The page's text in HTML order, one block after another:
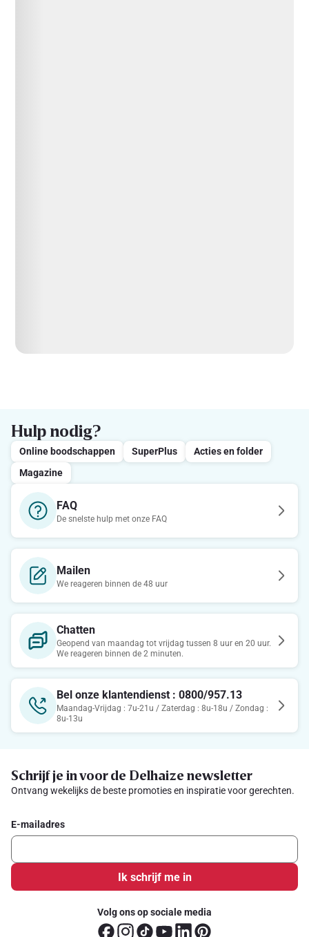
Hulp nodig?
Online boodschappen SuperPlus
Acties en folder
Magazine
FAQ
De snelste hulp met onze FAQ
Mailen
We reageren binnen de 48 uur
Chatten
Geopend van maandag tot vrijdag tussen 8 uur en 20 uur.
We reageren binnen de 2 minuten.
Bel onze klantendienst : 0800/957.13
Maandag-Vrijdag : 7u-21u / Zaterdag : 8u-18u / Zondag :
8u-13u
Schrijf je in voor de Delhaize newsletter
Ontvang wekelijks de beste promoties en inspiratie voor gerechten.
E-mailadres
Ik schrijf me in
Volg ons op sociale media